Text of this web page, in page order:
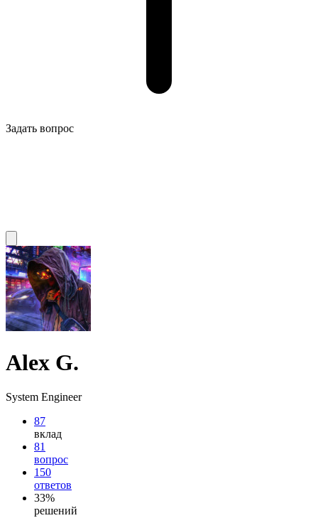
Задать вопрос
Alex G.
System Engineer
87
вклад
81
вопрос
150
ответов
33%
решений